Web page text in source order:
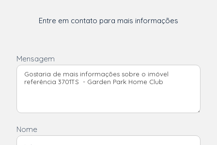
Entre em contato para mais informações
Mensagem
Nome